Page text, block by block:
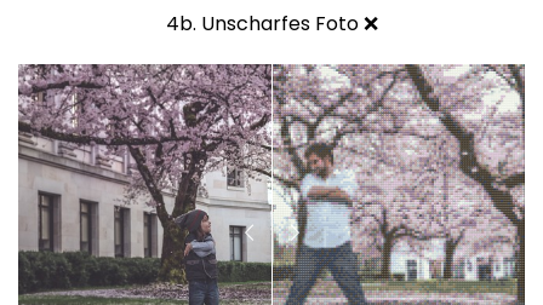
4b. Unscharfes Foto ❌